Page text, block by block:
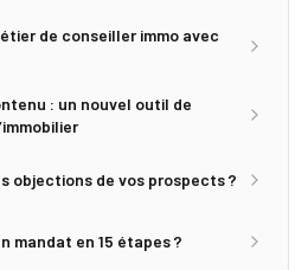
de conseiller immo avec
: un nouvel outil de
objections de vos prospects ?
mandat en 15 étapes ?